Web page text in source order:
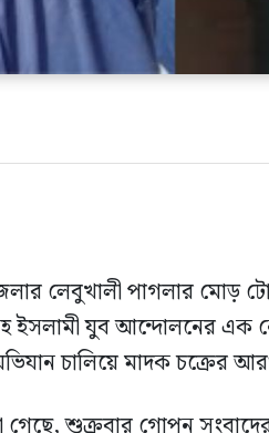
লেবুখালী পাগলার মোড়
ইসলামী যুব আন্দোলনের এক
অভিযান চালিয়ে মাদক